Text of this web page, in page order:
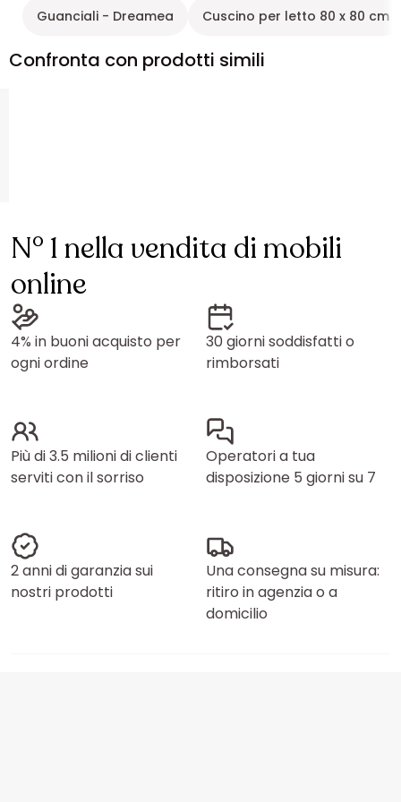
Guanciali - Dreamea Cuscino per letto 80 x 80 cm
Confronta con prodotti simili
N° 1 nella vendita di mobili
online
4% in buoni acquisto per
ogni ordine
30 giorni soddisfatti o
rimborsati
Più di 3.5 milioni di clienti
serviti con il sorriso
Operatori a tua
disposizione 5 giorni su 7
2 anni di garanzia sui
nostri prodotti
Una consegna su misura:
ritiro in agenzia o a
domicilio